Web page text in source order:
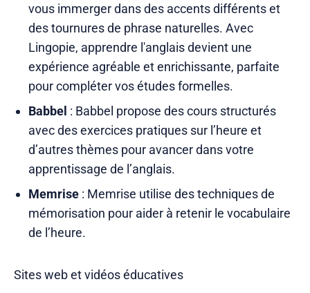
vous immerger dans des accents différents et
des tournures de phrase naturelles. Avec
Lingopie, apprendre l'anglais devient une
expérience agréable et enrichissante, parfaite
pour compléter vos études formelles.
Babbel : Babbel propose des cours structurés
avec des exercices pratiques sur l’heure et
d’autres thèmes pour avancer dans votre
apprentissage de l’anglais.
Memrise: Memrise utilise des techniques de
mémorisation pour aider à retenir le vocabulaire
de l’heure.
Sites web et vidéos éducatives